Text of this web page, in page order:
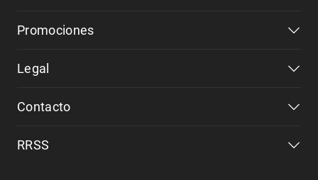
Promociones
Legal
Contacto
RRSS